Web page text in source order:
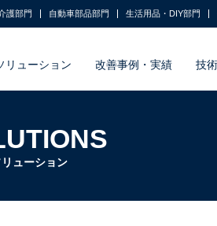
護部門 自動車部品部門 生活用品・DIY部門
リューション 改善事例・実績 技
リューション